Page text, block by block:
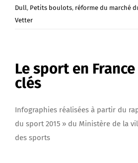
Dull, Petits boulots, réforme du marché
Vetter
Le sport en
clés
Infographies réalisées à partir du
du sport 2015 » du Ministère de la
des sports